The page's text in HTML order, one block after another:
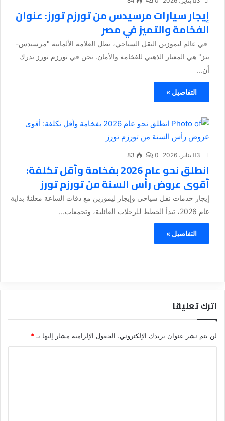
إيجار سيارات مرسيدس من تورزم تورز: عنوان
الفخامة والتميز في مصر
في عالم ليموزين النقل السياحي، تظل العلامة الألمانية "مرسيدس-
بنز" هي المعيار الذهبي للفخامة والأمان. نحن في تورزم تورز ندرك
أن...
التفاصيل »
3 يناير، 2026 0
83
انطلق نحو عام 2026 بفخامة وأقل تكلفة:
أقوى عروض رأس السنة من تورزم تورز
إيجار خدمات نقل سياحي وإيجار ليموزين مع دقات الساعة معلنةً بداية
عام 2026، تبدأ الخطط للرحلات العائلية، وتجمعات...
التفاصيل »
اترك تعليقاً
لن يتم نشر عنوان بريدك الإلكتروني. الحقول الإلزامية مشار إليها بـ*